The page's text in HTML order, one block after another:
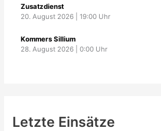
Zusatzdienst
20. August 2026 |19:00 Uhr
Kommers Sillium
28. August 2026 |0:00 Uhr
Letzte Einsätze